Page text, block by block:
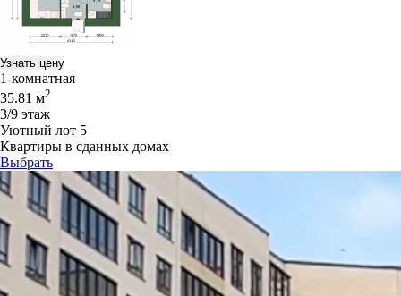
Узнать цену
1-комнатная
35.81 м2
3/9 этаж
Уютный лот 5
Квартиры в сданных домах
Выбрать